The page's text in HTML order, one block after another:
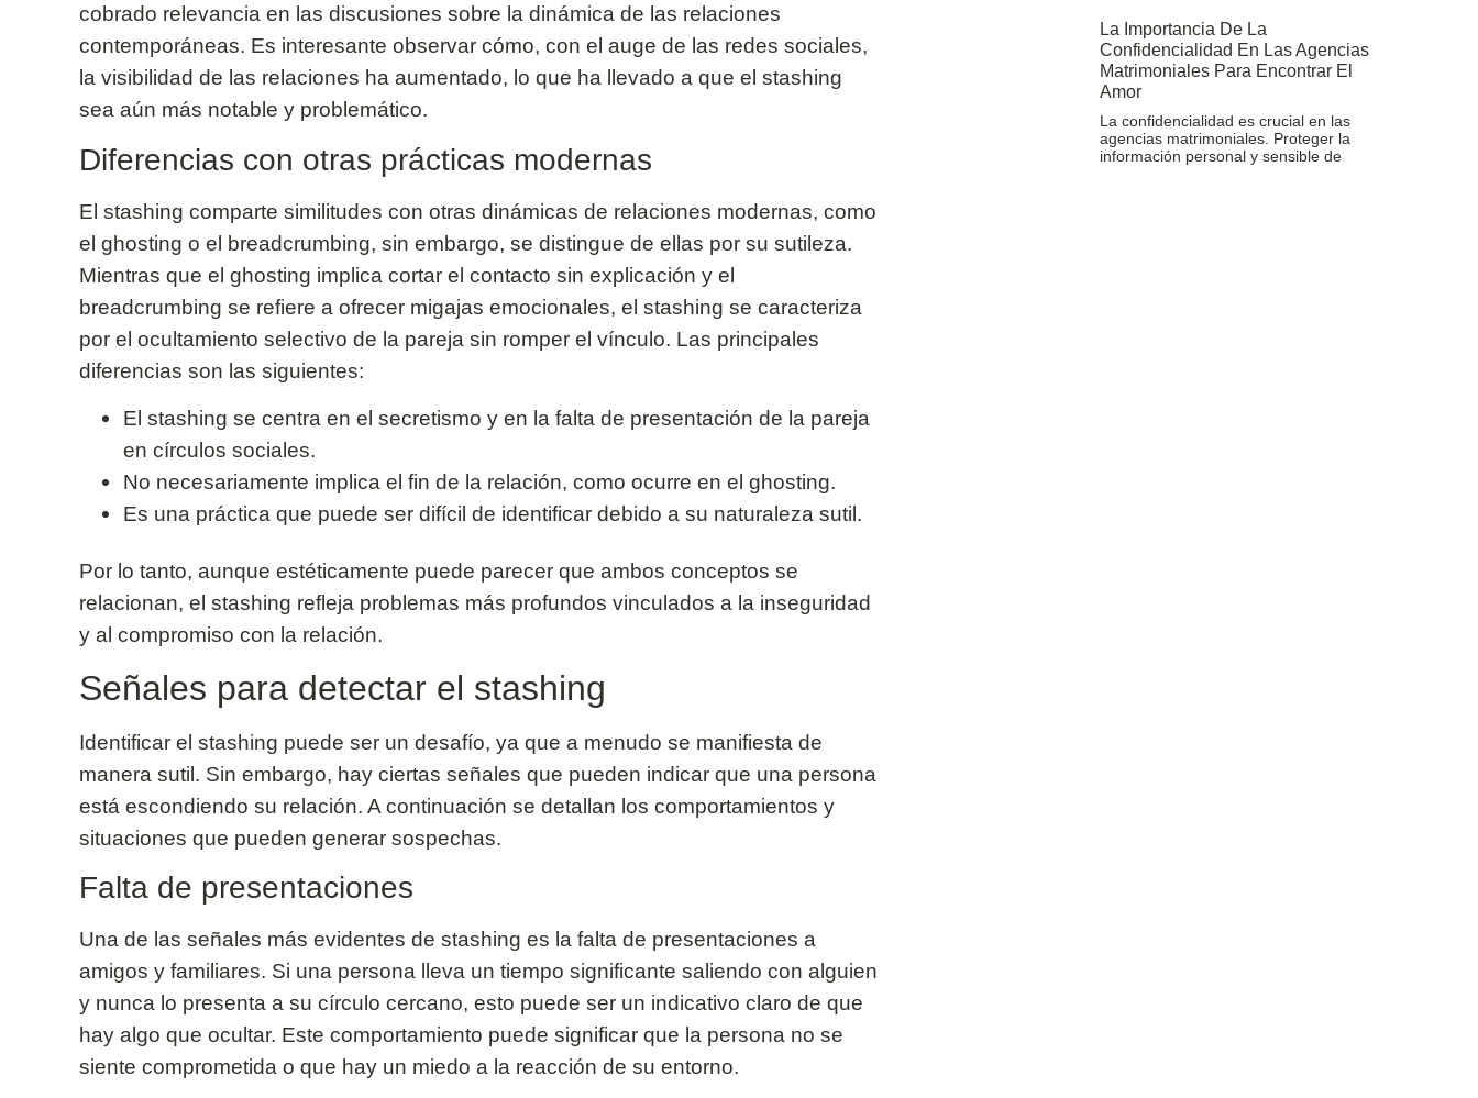
cobrado relevancia en las discusiones sobre la dinámica de las relaciones
contemporáneas. Es interesante observar cómo, con el auge de las redes sociales,
la visibilidad de las relaciones ha aumentado, lo que ha llevado a que el stashing
sea aún más notable y problemático.
Diferencias con otras prácticas modernas
El stashing comparte similitudes con otras dinámicas de relaciones modernas, como
el ghosting o el breadcrumbing, sin embargo, se distingue de ellas por su sutileza.
Mientras que el ghosting implica cortar el contacto sin explicación y el
breadcrumbing se refiere a ofrecer migajas emocionales, el stashing se caracteriza
por el ocultamiento selectivo de la pareja sin romper el vínculo. Las principales
diferencias son las siguientes:
El stashing se centra en el secretismo y en la falta de presentación de la pareja
en círculos sociales.
No necesariamente implica el fin de la relación, como ocurre en el ghosting.
Es una práctica que puede ser difícil de identificar debido a su naturaleza sutil.
Por lo tanto, aunque estéticamente puede parecer que ambos conceptos se
relacionan, el stashing refleja problemas más profundos vinculados a la inseguridad
y al compromiso con la relación.
Señales para detectar el stashing
Identificar el stashing puede ser un desafío, ya que a menudo se manifiesta de
manera sutil. Sin embargo, hay ciertas señales que pueden indicar que una persona
está escondiendo su relación. A continuación se detallan los comportamientos y
situaciones que pueden generar sospechas.
Falta de presentaciones
Una de las señales más evidentes de stashing es la falta de presentaciones a
amigos y familiares. Si una persona lleva un tiempo significante saliendo con alguien
y nunca lo presenta a su círculo cercano, esto puede ser un indicativo claro de que
hay algo que ocultar. Este comportamiento puede significar que la persona no se
siente comprometida o que hay un miedo a la reacción de su entorno.
La Importancia De La
Confidencialidad En Las Agencias
Matrimoniales Para Encontrar El
Amor
La confidencialidad es crucial en las
agencias matrimoniales. Proteger la
información personal y sensible de